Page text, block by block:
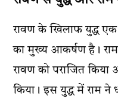
रावण के खिलाफ युद्ध एक
का मुख्य आकर्षण है।
रावण को पराजित किया
किया। इस युद्ध में राम